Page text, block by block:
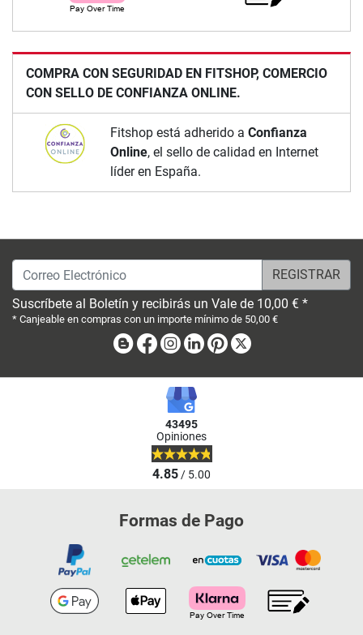
COMPRA CON SEGURIDAD EN FITSHOP, COMERCIO
CON SELLO DE CONFIANZA ONLINE.
Fitshop está adherido a Confianza
Online, el sello de calidad en Internet
líder en España.
Correo Electrónico
Suscríbete al Boletín y recibirás un Vale de 10,00 € *
* Canjeable en compras con un importe mínimo de 50,00 €
BlogFacebook
Instagram
LinkedinPinterest
43495
Opiniones
4.85/ 5.00
Formas de Pago